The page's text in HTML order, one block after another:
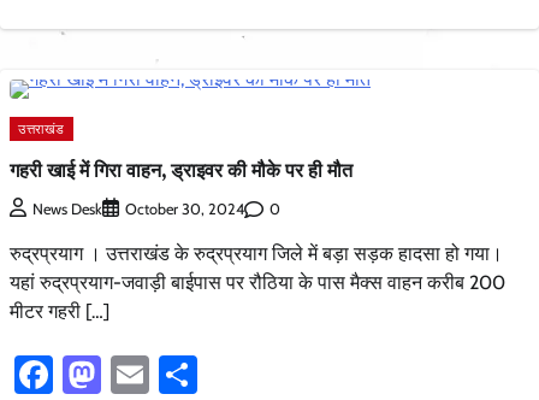
उत्तराखंड
गहरी खाई में गिरा वाहन, ड्राइवर की मौके पर ही मौत
News Desk October 30, 2024 0
रुद्रप्रयाग । उत्तराखंड के रुद्रप्रयाग जिले में बड़ा सड़क हादसा हो गया।
यहां रुद्रप्रयाग-जवाड़ी बाईपास पर रौठिया के पास मैक्स वाहन करीब 200
मीटर गहरी […]
Facebook
Mastodon
Email